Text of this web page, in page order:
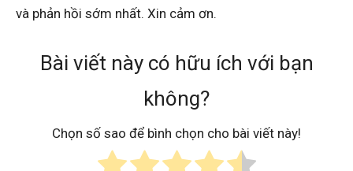
và phản hồi sớm nhất. Xin cảm ơn.
Bài viết này có hữu ích với bạn
không?
Chọn số sao để bình chọn cho bài viết này!